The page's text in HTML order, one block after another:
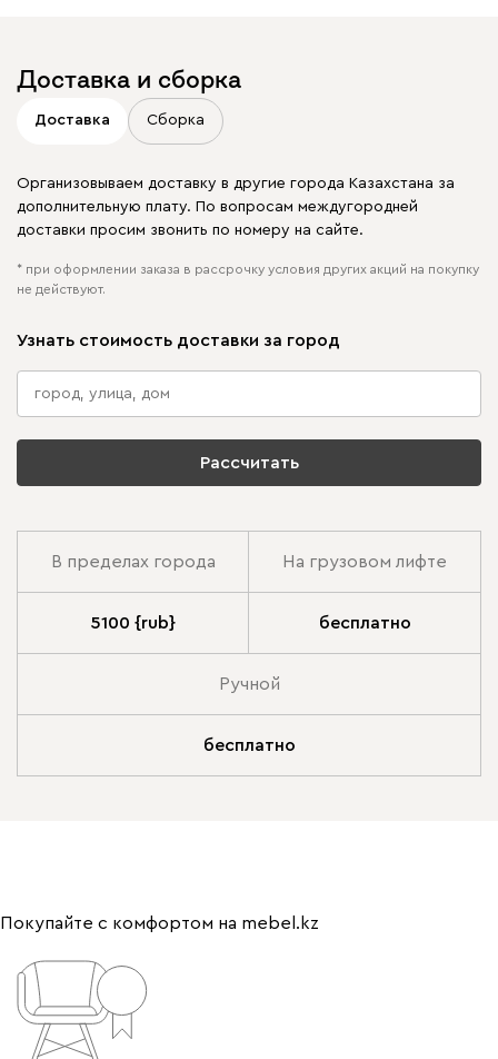
Доставка и сборка
Доставка Сборка
Организовываем доставку в другие города Казахстана за
дополнительную плату. По вопросам междугородней
доставки просим звонить по номеру на сайте.
* при оформлении заказа в рассрочку условия других акций на покупку
не действуют.
Узнать стоимость доставки за город
Рассчитать
В пределах города На грузовом лифте
5100 {rub} бесплатно
Ручной
бесплатно
Покупайте с комфортом на mebel.kz